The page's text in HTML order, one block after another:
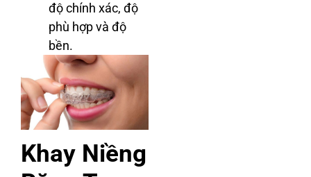
độ chính xác, độ
phù hợp và độ
bền.
Khay Niềng